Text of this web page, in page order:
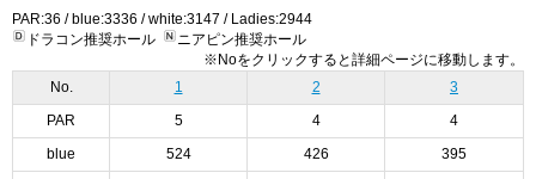
PAR:36 / blue:3336 / white:3147 / Ladies:2944
ドラコン推奨ホール
ニアピン推奨ホール
※Noをクリックすると詳細ページに移動します。
No.
1 2 3
PAR 5 4 4
blue 524 426 395